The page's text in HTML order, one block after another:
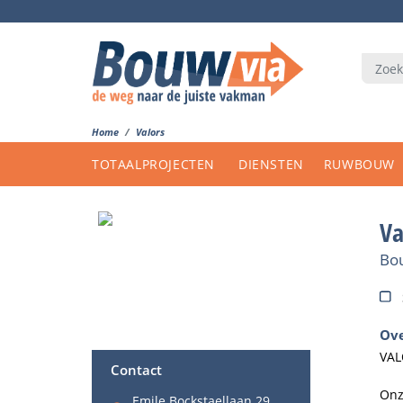
Home Valors
TOTAALPROJECTEN DIENSTEN RUWBOUW
Contact